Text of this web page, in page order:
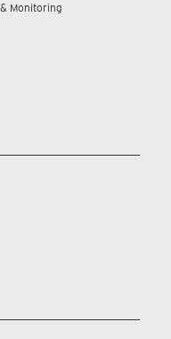
Monitoring